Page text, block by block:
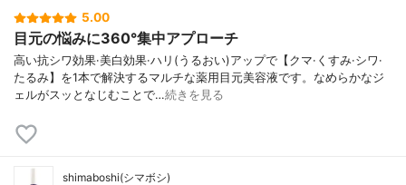
5.00
目元の悩みに360°集中アプローチ
高い抗シワ効果·美白効果·ハリ(うるおい)アップで【クマ·くすみ·シワ·
たるみ】を1本で解決するマルチな薬用目元美容液です。なめらかなジ
ェルがスッとなじむことで…続きを見る
shimaboshi(シマボシ)